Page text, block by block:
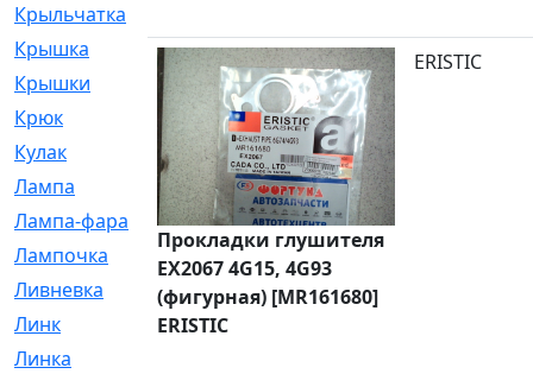
Крыльчатка
Крышка
[151]
Крышки
[4]
Крюк
[1]
Кулак
[9]
Лампа
[128]
Лампа-фара
[4]
Лампочка
[209]
Ливневка
[66]
Линк
[3]
Линка
Прокладки глушителя
EX2067 4G15, 4G93
(фигурная) [MR161680]
ERISTIC
ERISTIC